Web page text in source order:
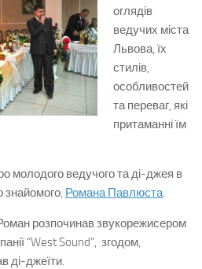
оглядів
ведучих міста
Львова, їх
стилів,
особливостей
та переваг, які
притаманні їм
молодого ведучого та ді-джея в
знайомого, Романа Павлюста.
розпочинав звукорежисером
“West Sound”, згодом,
ді-джеїти.